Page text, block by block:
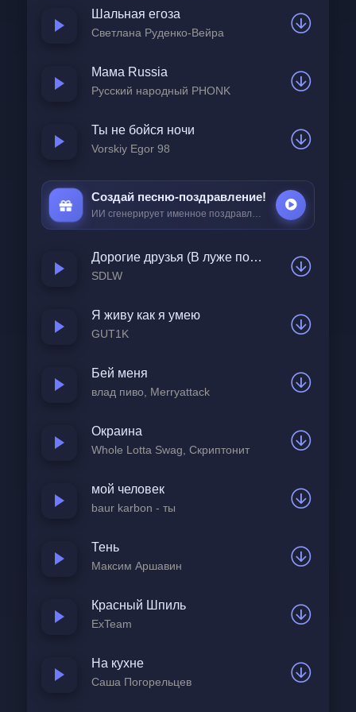
Словно ангел с небосвода
Воплощение красоты
Нет ни звука, ни движения
В её взгляде синий омут
В ней увидел я, наверно
Девушка в красивом платье
Мир вокруг бледнеет, тает
Лишь она одна сияет
Средь безмолвной серости
Словно ангел с небосвода
Забыв про всё вокруг
Коснуться нежных рук
Шальная егоза
Светлана Руденко-Вейра
Мама Russia
Русский народный PHONK
Ты не бойся ночи
Vorskiy Egor 98
Создай песню-поздравление!
ИИ сгенерирует именное поздравление всего за
Дорогие друзья (В луже под дождиком мокнет щенок)
SDLW
Я живу как я умею
GUT1K
Бей меня
влад пиво, Merryattack
Окраина
Whole Lotta Swag, Скриптонит
мой человек
baur karbon - ты
Тень
Максим Аршавин
Красный Шпиль
ExTeam
На кухне
Саша Погорельцев